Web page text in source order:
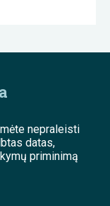
nepraleisti
datas,
priminimą